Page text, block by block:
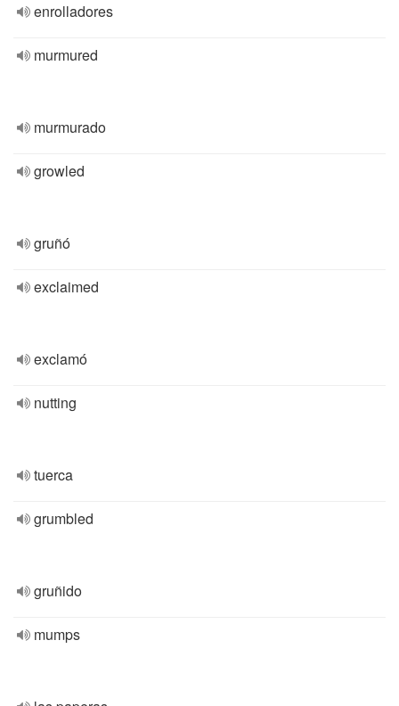
enrolladores
murmured
murmurado
growled
gruñó
exclaimed
exclamó
nutting
tuerca
grumbled
gruñido
mumps